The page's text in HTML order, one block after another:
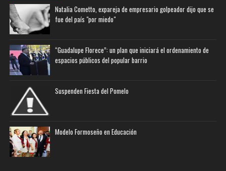
Natalia Cometto, expareja de empresario golpeador dijo que se
fue del país "por miedo"
“Guadalupe Florece”: un plan que iniciará el ordenamiento de
espacios públicos del popular barrio
Suspenden Fiesta del Pomelo
Modelo Formoseño en Educación